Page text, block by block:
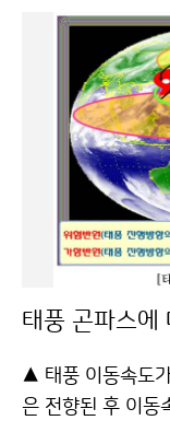
으로 강수량은 평
상순에는 이동성
년과 비슷하겠으
나는 기압골의
평 균 기 온 강 수
음 평년(29~92
2℃)보다 높겠음
평년(10~21℃)과
겠음 한편, 최근
최저기온은
며(평년대비
6.1일 많았다. 문
▲ 태풍 이동속도
은 전향된 후 이동